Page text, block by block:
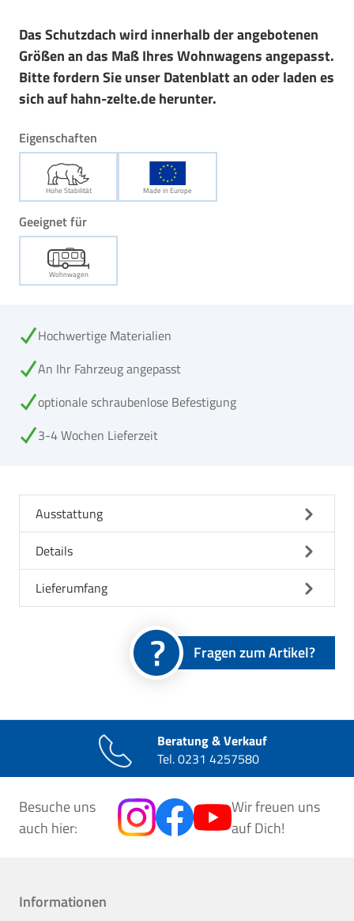
Das Schutzdach wird innerhalb der angebotenen
Größen an das Maß Ihres Wohnwagens angepasst.
Bitte fordern Sie unser Datenblatt an oder laden es
sich auf hahn-zelte.de herunter.
Eigenschaften
Hohe Stabilität Made in Europe
Geeignet für
Wohnwagen
Hochwertige Materialien
An Ihr Fahrzeug angepasst
optionale schraubenlose Befestigung
3-4 Wochen Lieferzeit
Ausstattung
Details
Lieferumfang
Fragen zum Artikel?
Beratung & Verkauf
Tel.0231 4257580
Besuche uns
auch hier:
Wir freuen uns
auf Dich!
Informationen